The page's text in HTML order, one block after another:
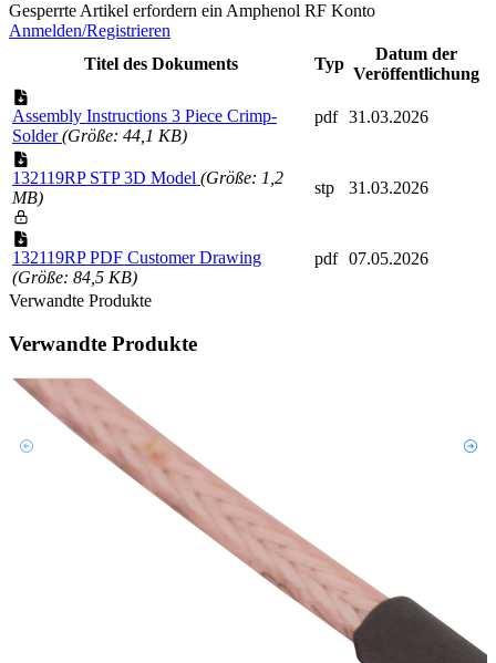
Gesperrte Artikel erfordern ein Amphenol RF Konto
Anmelden/Registrieren
Titel des Dokuments
Typ
Datum der
Veröffentlichung
Assembly Instructions 3 Piece Crimp-
Solder(Größe: 44,1 KB)
pdf 31.03.2026
132119RP STP 3D Model (Größe: 1,2
MB)
stp 31.03.2026
132119RP PDF Customer Drawing
(Größe: 84,5 KB)
pdf 07.05.2026
Verwandte Produkte
Verwandte Produkte